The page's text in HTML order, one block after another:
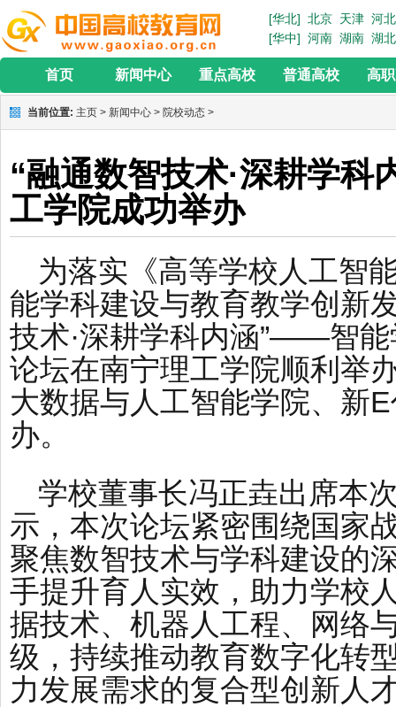
[华北] 北京 天津 河北
[华中] 河南 湖南 湖北
首页 新闻中心 重点高校 普通高校 高
当前位置: 主页 > 新闻中心 > 院校动态 >
“融通数智技术·深耕学科
工学院成功举办
为落实《高等学校人工智
能学科建设与教育教学创新
技术·深耕学科内涵”——智
论坛在南宁理工学院顺利举
大数据与人工智能学院、新
办。
学校董事长冯正垚出席本
示，本次论坛紧密围绕国家
聚焦数智技术与学科建设的
手提升育人实效，助力学校
据技术、机器人工程、网络
级，持续推动教育数字化转
力发展需求的复合型创新人